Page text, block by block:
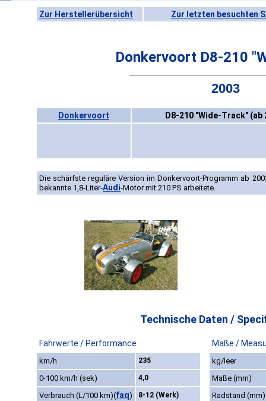
Zur Herstellerübersicht Zur letzten besuchten
Donkervoort D8-210
2003
Donkervoort D8-210 "Wide-Track" (ab
Die schärfste reguläre Version im Donkervoort-Programm ab
bekannte 1,8-Liter-Audi-Motor mit 210 PS arbeitete.
Technische Daten /
Fahrwerte / Performance Maße /
km/h 235
kg/leer
0-100 km/h (sek)
4,0
Maße (mm)
Verbrauch (L/100 km)(faq) 8-12 (Werk) Radstand (mm)